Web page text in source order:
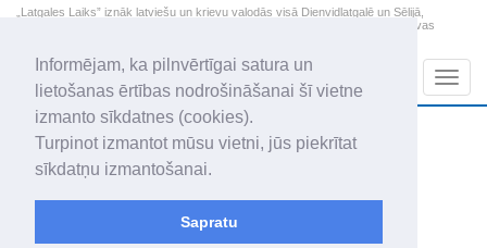
Informējam, ka pilnvērtīgai satura un
lietošanas ērtības nodrošināšanai šī vietne
izmanto sīkdatnes (cookies).
Turpinot izmantot mūsu vietni, jūs piekrītat
sīkdatņu izmantošanai.
Sapratu
„Latgales Laiks” iznāk latviešu un krievu valodās visā Dienvidlatgalē un Sēlijā,
„Latgales Laiks” latviešu valodā aptver Daugavpils valstspilsētu, Augšdaugavas
2026. gada 8. augusts
Sestdiena
Mudīte, Vladislava, Vladislavs
+18.9